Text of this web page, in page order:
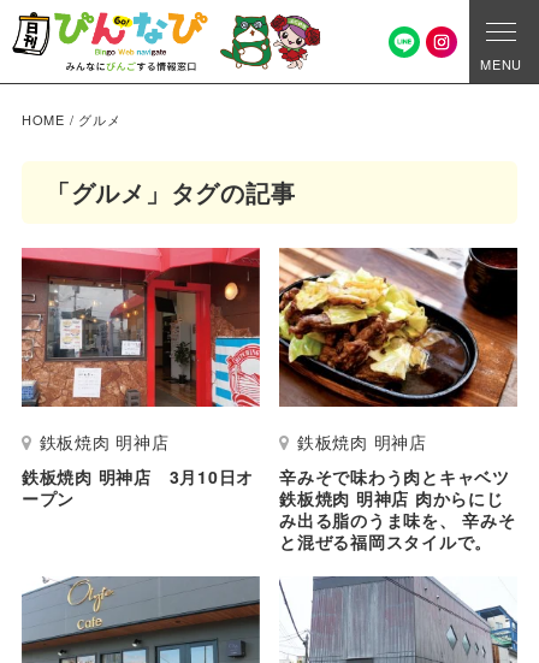
MENU
HOME / グルメ
「グルメ」タグの記事
鉄板焼肉 明神店
鉄板焼肉 明神店 3月10日オ
ープン
鉄板焼肉 明神店
辛みそで味わう肉とキャベツ
鉄板焼肉 明神店 肉からにじ
み出る脂のうま味を、 辛みそ
と混ぜる福岡スタイルで。